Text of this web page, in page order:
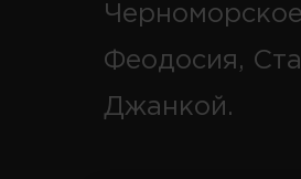
Феодосия,
Джанкой.